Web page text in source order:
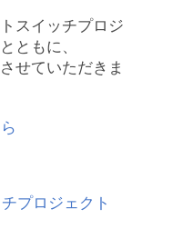
スイッチプロジ
ともに、
せていただきま